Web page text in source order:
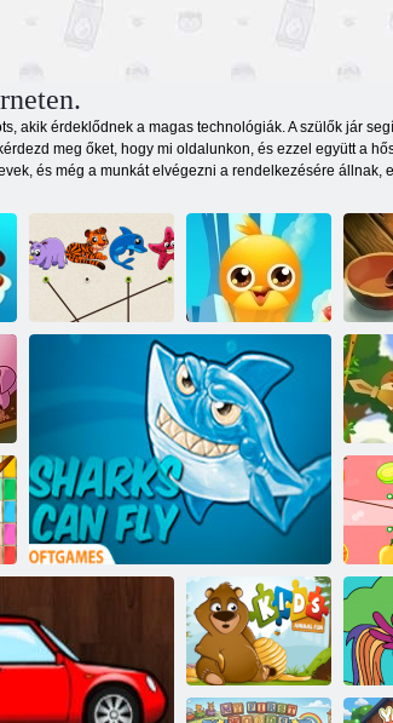
akik érdeklődnek a magas technológiák. A szülők jár
meg őket, hogy mi oldalunkon, és ezzel együtt a
és még a munkát elvégezni a rendelkezésére
Top kedvencek
Barátok